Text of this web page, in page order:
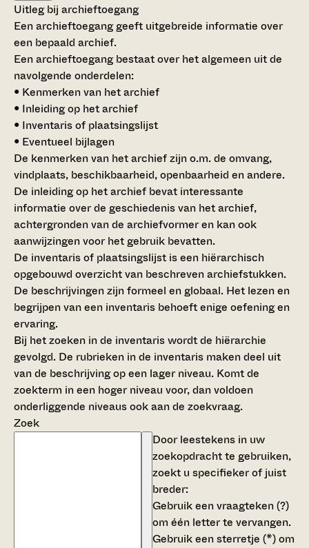
Uitleg bij archieftoegang
Een archieftoegang geeft uitgebreide informatie over
een bepaald archief.
Een archieftoegang bestaat over het algemeen uit de
navolgende onderdelen:
• Kenmerken van het archief
• Inleiding op het archief
• Inventaris of plaatsingslijst
• Eventueel bijlagen
De kenmerken van het archief zijn o.m. de omvang,
vindplaats, beschikbaarheid, openbaarheid en andere.
De inleiding op het archief bevat interessante
informatie over de geschiedenis van het archief,
achtergronden van de archiefvormer en kan ook
aanwijzingen voor het gebruik bevatten.
De inventaris of plaatsingslijst is een hiërarchisch
opgebouwd overzicht van beschreven archiefstukken.
De beschrijvingen zijn formeel en globaal. Het lezen en
begrijpen van een inventaris behoeft enige oefening en
ervaring.
Bij het zoeken in de inventaris wordt de hiërarchie
gevolgd. De rubrieken in de inventaris maken deel uit
van de beschrijving op een lager niveau. Komt de
zoekterm in een hoger niveau voor, dan voldoen
onderliggende niveaus ook aan de zoekvraag.
Zoek
Door leestekens in uw
zoekopdracht te gebruiken,
zoekt u specifieker of juist
breder:
Gebruik eenvraagteken (?)
om één letter te vervangen.
Gebruik eensterretje (*)om